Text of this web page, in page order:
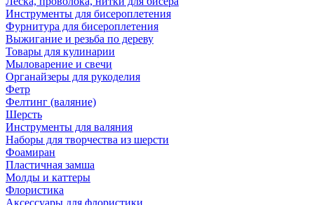
Инструменты для бисероплетения
Фурнитура для бисероплетения
Выжигание и резьба по дереву
Товары для кулинарии
Мыловарение и свечи
Органайзеры для рукоделия
Фетр
Фелтинг (валяние)
Шерсть
Инструменты для валяния
Наборы для творчества из шерсти
Фоамиран
Пластичная замша
Молды и каттеры
Флористика
Аксессуары для флористики